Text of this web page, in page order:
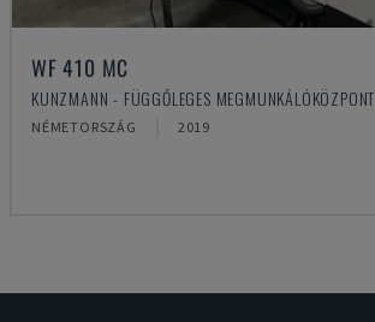
WF 410 MC
KUNZMANN - FÜGGŐLEGES MEGMUNKÁLÓKÖZPONT
NÉMETORSZÁG 2019